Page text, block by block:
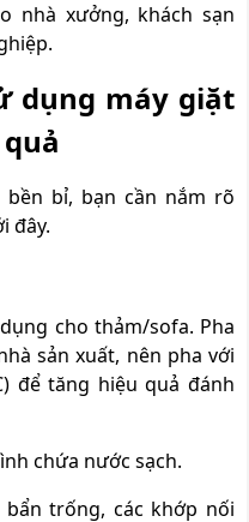
nhà xưởng, khách sạn
dụng máy giặt
bỉ, bạn cần nắm rõ
đây.
cho thảm/sofa. Pha
sản xuất, nên pha với
để tăng hiệu quả đánh
chứa nước sạch.
trống, các khớp nối